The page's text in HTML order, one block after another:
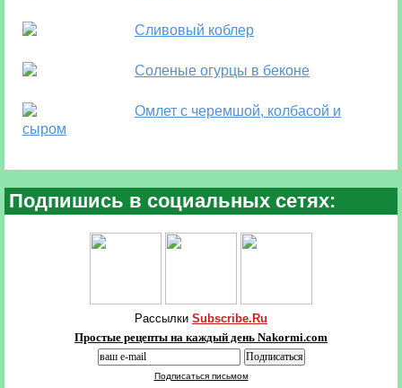
Сливовый коблер
Соленые огурцы в беконе
Омлет с черемшой, колбасой и
сыром
Подпишись в социальных сетях:
Рассылки Subscribe.Ru
Простые рецепты на каждый день Nakormi.com
Подписаться письмом